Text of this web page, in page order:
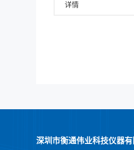
详情
深圳市衡通伟业科技仪器有